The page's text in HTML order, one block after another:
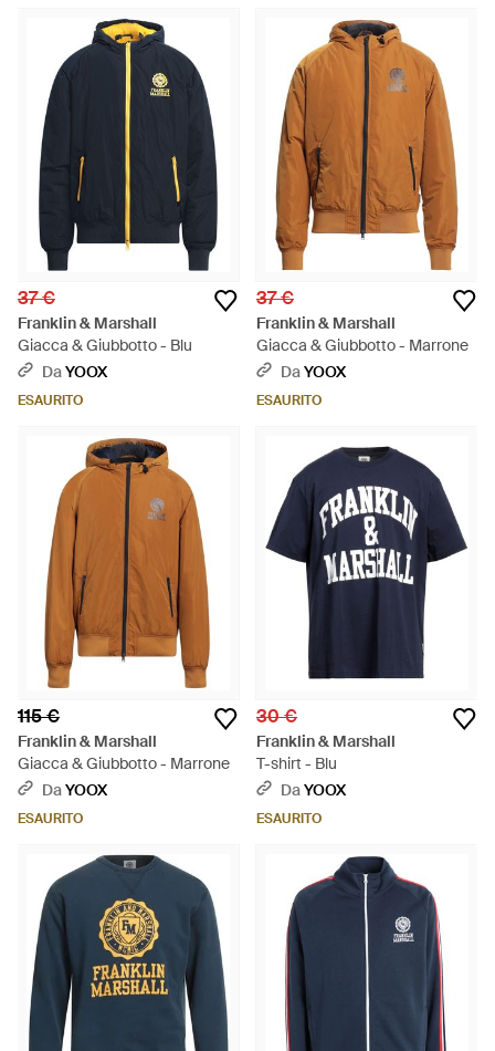
37 €
Franklin & Marshall
Giacca & Giubbotto - Blu
DaYOOX
ESAURITO
37 €
Franklin & Marshall
Giacca & Giubbotto - Marrone
DaYOOX
ESAURITO
115 €
Franklin & Marshall
Giacca & Giubbotto - Marrone
DaYOOX
ESAURITO
30 €
Franklin & Marshall
T-shirt - Blu
DaYOOX
ESAURITO